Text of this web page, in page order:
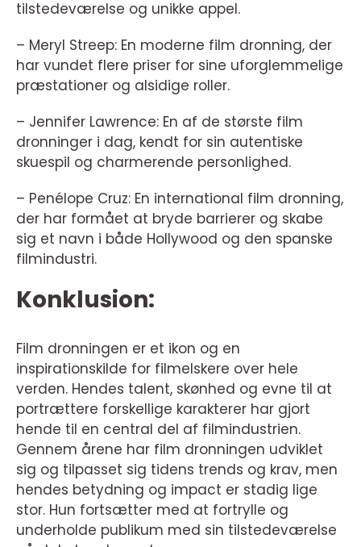
tilstedeværelse og unikke appel.
– Meryl Streep: En moderne film dronning, der
har vundet flere priser for sine uforglemmelige
præstationer og alsidige roller.
– Jennifer Lawrence: En af de største film
dronninger i dag, kendt for sin autentiske
skuespil og charmerende personlighed.
– Penélope Cruz: En international film dronning,
der har formået at bryde barrierer og skabe
sig et navn i både Hollywood og den spanske
filmindustri.
Konklusion:
Film dronningen er et ikon og en
inspirationskilde for filmelskere over hele
verden. Hendes talent, skønhed og evne til at
portrættere forskellige karakterer har gjort
hende til en central del af filmindustrien.
Gennem årene har film dronningen udviklet
sig og tilpasset sig tidens trends og krav, men
hendes betydning og impact er stadig lige
stor. Hun fortsætter med at fortrylle og
underholde publikum med sin tilstedeværelse